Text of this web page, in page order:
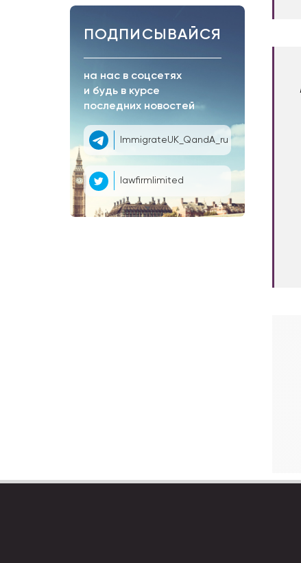
ПОДПИСЫВАЙСЯ
на нас в соцсетях
и будь в курсе
последних новостей
ImmigrateUK_QandA_ru
lawfirmlimited